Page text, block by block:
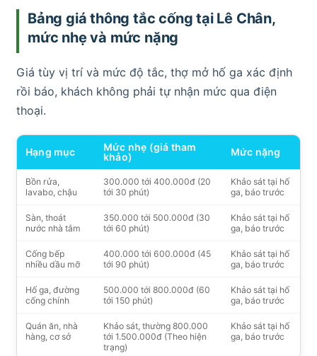
Bảng giá thông tắc cống tại Lê Chân,
mức nhẹ và mức nặng
Giá tùy vị trí và mức độ tắc, thợ mở hố ga xác định
rồi báo, khách không phải tự nhận mức qua điện
thoại.
Hạng mục
Mức nhẹ (giá tham
khảo)
Mức nặng
Bồn rửa,
lavabo, chậu
300.000 tới 400.000đ (20
tới 30 phút)
Khảo sát tại hố
ga, báo trước
Sàn, thoát
nước nhà tắm
350.000 tới 500.000đ (30
tới 60 phút)
Khảo sát tại hố
ga, báo trước
Cống bếp
nhiều dầu mỡ
400.000 tới 600.000đ (45
tới 90 phút)
Khảo sát tại hố
ga, báo trước
Hố ga, đường
cống chính
500.000 tới 800.000đ (60
tới 150 phút)
Khảo sát tại hố
ga, báo trước
Quán ăn, nhà
hàng, cơ sở
Khảo sát, thường 800.000
tới 1.500.000đ (Theo hiện
trạng)
Khảo sát tại hố
ga, báo trước